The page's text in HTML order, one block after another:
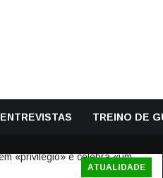
ENTREVISTAS TREINO DE
ATUALIDADE